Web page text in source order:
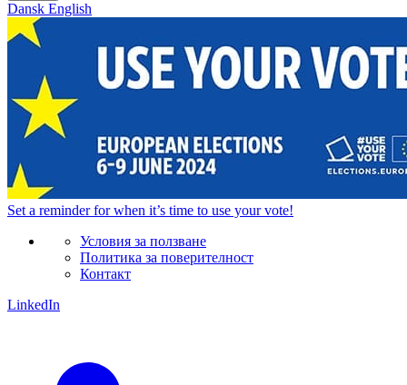
Dansk English
Set a reminderfor when it’s time to use your vote!
Условия за ползване
Политика за поверителност
Контакт
LinkedIn